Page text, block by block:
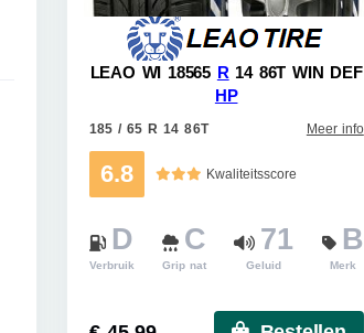
LEAO WI 18565 R 14 86T WIN DEF
HP
185 / 65 R 14 86T Meer info
6.8 Kwaliteitsscore
D
Verbruik
C
Grip nat
71
Geluid
B
Merk